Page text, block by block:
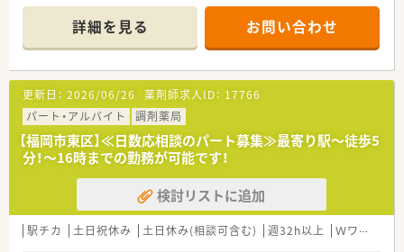
ジャー等への登用を積極的に行っています。
す。
■在宅に力を入れており、青葉店・早良店は在宅がメインの店舗
です。
<こんな店舗です>
■千早駅から徒歩すぐに立地する、メディカルビル内の薬局で
す。
■皮膚科を主に応需し、ビル内の心療内科他、駅チカなので広域
の処方箋から在宅まで対応しております。
■外観、内装も綺麗な薬局で、患者様だけではなく社員も働きや
すい環境です。
＜働きやすい環境＞
■定着率が高く、勤続10年以上の社員が多い会社です。
■子育てと両立しながら働いている方も多く、ご家庭との両立に
詳細を見る お問い合わせ
更新日： 2026/06/26 薬剤師求人ID： 17766
パート・アルバイト
調剤薬局
【福岡市東区】≪日数応相談のパート募集≫最寄り駅～徒歩5
分！～16時までの勤務が可能です！
検討リストに追加
駅チカ 土日祝休み 土日休み(相談可含む) 週32h以上 Ｗワーク可